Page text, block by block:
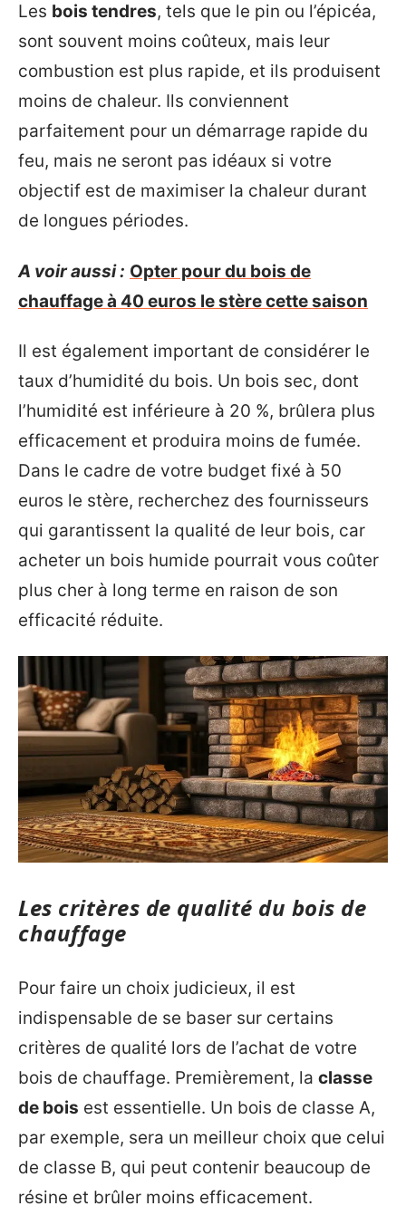
Les bois tendres, tels que le pin ou l’épicéa,
sont souvent moins coûteux, mais leur
combustion est plus rapide, et ils produisent
moins de chaleur. Ils conviennent
parfaitement pour un démarrage rapide du
feu, mais ne seront pas idéaux si votre
objectif est de maximiser la chaleur durant
de longues périodes.
A voir aussi : Opter pour du bois de
chauffage à 40 euros le stère cette saison
Il est également important de considérer le
taux d’humidité du bois. Un bois sec, dont
l’humidité est inférieure à 20 %, brûlera plus
efficacement et produira moins de fumée.
Dans le cadre de votre budget fixé à 50
euros le stère, recherchez des fournisseurs
qui garantissent la qualité de leur bois, car
acheter un bois humide pourrait vous coûter
plus cher à long terme en raison de son
efficacité réduite.
Les critères de qualité du bois de
chauffage
Pour faire un choix judicieux, il est
indispensable de se baser sur certains
critères de qualité lors de l’achat de votre
bois de chauffage. Premièrement, la classe
de bois est essentielle. Un bois de classe A,
par exemple, sera un meilleur choix que celui
de classe B, qui peut contenir beaucoup de
résine et brûler moins efficacement.